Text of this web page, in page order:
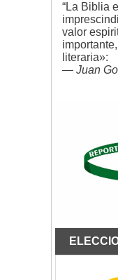
“La Biblia
valor
literaria»:
— Juan